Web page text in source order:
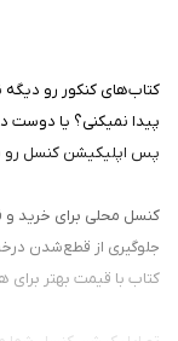
کتاب‌های کنکور رو دیگه
پیدا نمیکنی؟ یا دوست
پس اپلیکیشن کنسل
کنسل محلی برای خرید
جلوگیری از قطع‌شدن
کتاب با قیمت بهتر